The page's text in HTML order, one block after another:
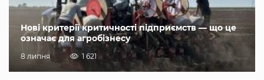
Нові критерії критичності підприємств — що це
означає для агробізнесу
8 липня 1 621